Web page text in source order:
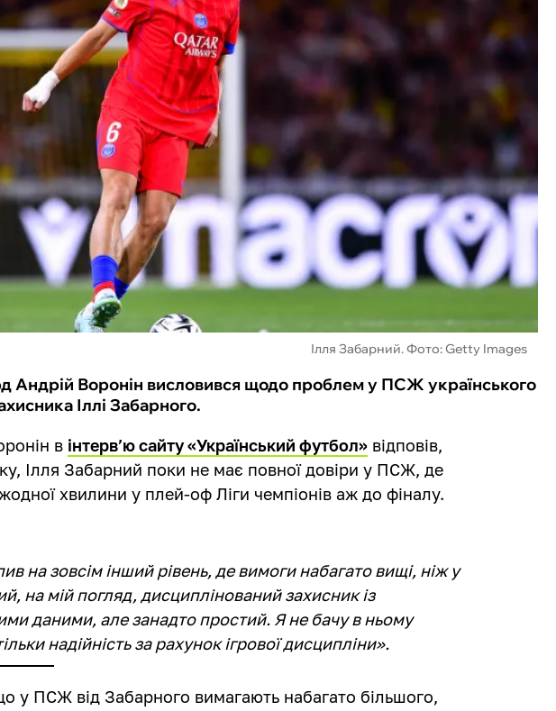
Ілля Забарний. Фото: Getty Images
Андрій Воронін висловився щодо проблем у ПСЖ українського
Іллі Забарного.
в інтерв’ю сайту «Український футбол» відповів,
Ілля Забарний поки не має повної довіри у ПСЖ, де
хвилини у плей-оф Ліги чемпіонів аж до фіналу.
на зовсім інший рівень, де вимоги набагато вищі, ніж у
на мій погляд, дисциплінований захисник із
даними, але занадто простий. Я не бачу в ньому
надійність за рахунок ігрової дисципліни».
у ПСЖ від Забарного вимагають набагато більшого,